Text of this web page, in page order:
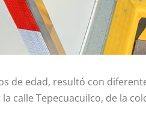
de edad, resultó con
calle Tepecuacuilco, de la